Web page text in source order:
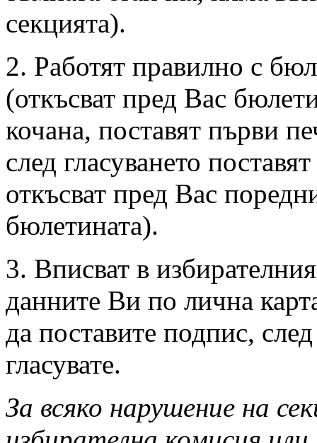
секцията).
2. Работят правилно с
(откъсват пред Вас
кочана, поставят първи
след гласуването
откъсват пред Вас
бюлетината).
3. Вписват в
данните Ви по лична
да поставите подпис, след
гласувате.
За всяко нарушение на